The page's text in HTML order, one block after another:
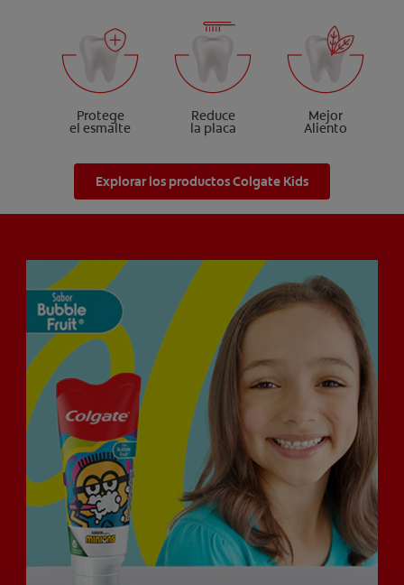
Protege
el esmalte
Reduce
la placa
Mejor
Aliento
Explorar los productos Colgate Kids